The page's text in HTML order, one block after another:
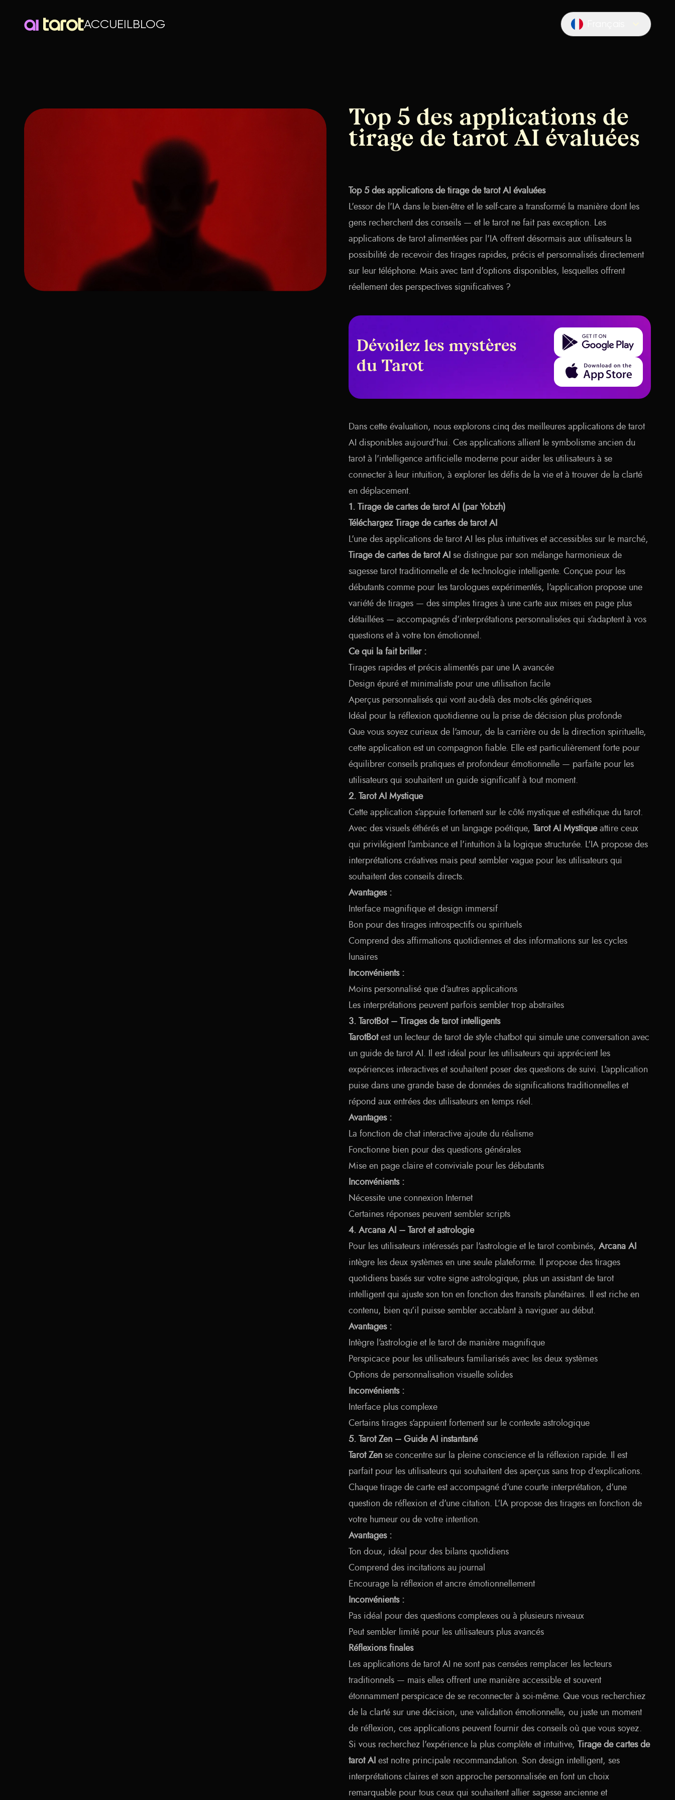
ACCUEILBLOG Locale switcher
Top 5 des applications de
tirage de tarot AI évaluées
Top 5 des applications de tirage de tarot AI évaluées
L'essor de l'IA dans le bien-être et le self-care a transformé la manière dont les
gens recherchent des conseils — et le tarot ne fait pas exception. Les
applications de tarot alimentées par l'IA offrent désormais aux utilisateurs la
possibilité de recevoir des tirages rapides, précis et personnalisés directement
sur leur téléphone. Mais avec tant d'options disponibles, lesquelles offrent
réellement des perspectives significatives ?
Dévoilez les mystères
du Tarot
Get it on Google Play
Download on the App Store
Dans cette évaluation, nous explorons cinq des meilleures applications de tarot
AI disponibles aujourd'hui. Ces applications allient le symbolisme ancien du
tarot à l'intelligence artificielle moderne pour aider les utilisateurs à se
connecter à leur intuition, à explorer les défis de la vie et à trouver de la clarté
en déplacement.
1. Tirage de cartes de tarot AI (par Yobzh)
Téléchargez Tirage de cartes de tarot AI
L'une des applications de tarot AI les plus intuitives et accessibles sur le marché,
Tirage de cartes de tarot AI se distingue par son mélange harmonieux de
sagesse tarot traditionnelle et de technologie intelligente. Conçue pour les
débutants comme pour les tarologues expérimentés, l'application propose une
variété de tirages — des simples tirages à une carte aux mises en page plus
détaillées — accompagnés d'interprétations personnalisées qui s'adaptent à vos
questions et à votre ton émotionnel.
Ce qui la fait briller :
Tirages rapides et précis alimentés par une IA avancée
Design épuré et minimaliste pour une utilisation facile
Aperçus personnalisés qui vont au-delà des mots-clés génériques
Idéal pour la réflexion quotidienne ou la prise de décision plus profonde
Que vous soyez curieux de l'amour, de la carrière ou de la direction spirituelle,
cette application est un compagnon fiable. Elle est particulièrement forte pour
équilibrer conseils pratiques et profondeur émotionnelle — parfaite pour les
utilisateurs qui souhaitent un guide significatif à tout moment.
2. Tarot AI Mystique
Cette application s'appuie fortement sur le côté mystique et esthétique du tarot.
Avec des visuels éthérés et un langage poétique,
Tarot AI Mystiqueattire ceux
qui privilégient l'ambiance et l'intuition à la logique structurée. L'IA propose des
interprétations créatives mais peut sembler vague pour les utilisateurs qui
souhaitent des conseils directs.
Avantages :
Interface magnifique et design immersif
Bon pour des tirages introspectifs ou spirituels
Comprend des affirmations quotidiennes et des informations sur les cycles
lunaires
Inconvénients :
Moins personnalisé que d'autres applications
Les interprétations peuvent parfois sembler trop abstraites
3. TarotBot – Tirages de tarot intelligents
TarotBotest un lecteur de tarot de style chatbot qui simule une conversation avec
un guide de tarot AI. Il est idéal pour les utilisateurs qui apprécient les
expériences interactives et souhaitent poser des questions de suivi. L'application
puise dans une grande base de données de significations traditionnelles et
répond aux entrées des utilisateurs en temps réel.
Avantages :
La fonction de chat interactive ajoute du réalisme
Fonctionne bien pour des questions générales
Mise en page claire et conviviale pour les débutants
Inconvénients :
Nécessite une connexion Internet
Certaines réponses peuvent sembler scripts
4. Arcana AI – Tarot et astrologie
Pour les utilisateurs intéressés par l'astrologie et le tarot combinés, Arcana AI
intègre les deux systèmes en une seule plateforme. Il propose des tirages
quotidiens basés sur votre signe astrologique, plus un assistant de tarot
intelligent qui ajuste son ton en fonction des transits planétaires. Il est riche en
contenu, bien qu'il puisse sembler accablant à naviguer au début.
Avantages :
Intègre l'astrologie et le tarot de manière magnifique
Perspicace pour les utilisateurs familiarisés avec les deux systèmes
Options de personnalisation visuelle solides
Inconvénients :
Interface plus complexe
Certains tirages s'appuient fortement sur le contexte astrologique
5. Tarot Zen – Guide AI instantané
Tarot Zen se concentre sur la pleine conscience et la réflexion rapide. Il est
parfait pour les utilisateurs qui souhaitent des aperçus sans trop d'explications.
Chaque tirage de carte est accompagné d'une courte interprétation, d'une
question de réflexion et d'une citation. L'IA propose des tirages en fonction de
votre humeur ou de votre intention.
Avantages :
Ton doux, idéal pour des bilans quotidiens
Comprend des incitations au journal
Encourage la réflexion et ancre émotionnellement
Inconvénients :
Pas idéal pour des questions complexes ou à plusieurs niveaux
Peut sembler limité pour les utilisateurs plus avancés
Réflexions finales
Les applications de tarot AI ne sont pas censées remplacer les lecteurs
traditionnels — mais elles offrent une manière accessible et souvent
étonnamment perspicace de se reconnecter à soi-même. Que vous recherchiez
de la clarté sur une décision, une validation émotionnelle, ou juste un moment
de réflexion, ces applications peuvent fournir des conseils où que vous soyez.
Si vous recherchez l'expérience la plus complète et intuitive,
Tirage de cartes de
tarot AI est notre principale recommandation. Son design intelligent, ses
interprétations claires et son approche personnalisée en font un choix
remarquable pour tous ceux qui souhaitent allier sagesse ancienne et